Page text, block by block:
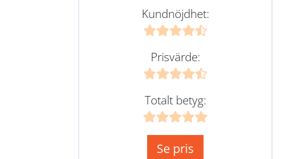
Kundnöjdhet:
Prisvärde:
Totalt betyg:
Se pris